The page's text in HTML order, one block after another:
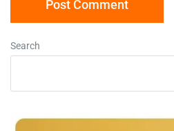
Search